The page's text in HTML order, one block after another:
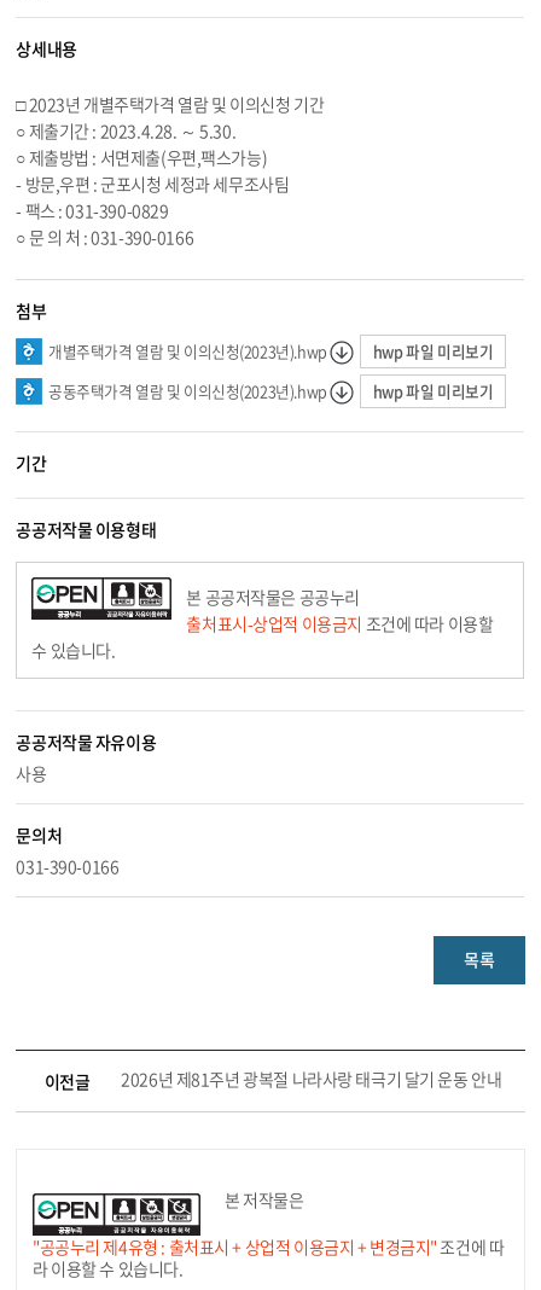
상세내용
□ 2023년 개별주택가격 열람 및 이의신청 기간
○ 제출기간 : 2023.4.28. ～5.30.
○ 제출방법 : 서면제출(우편,팩스가능)
- 방문,우편 : 군포시청 세정과 세무조사팀
- 팩스 : 031-390-0829
○ 문 의 처 : 031-390-0166
첨부
개별주택가격 열람 및 이의신청(2023년).hwp
hwp 파일 미리보기
공동주택가격 열람 및 이의신청(2023년).hwp
hwp 파일 미리보기
기간
공공저작물 이용형태
본 공공저작물은 공공누리
출처표시-상업적 이용금지 조건에 따라 이용할
수 있습니다.
공공저작물 자유이용
사용
문의처
031-390-0166
목록
이전글 2026년 제81주년 광복절 나라사랑 태극기 달기 운동 안내
본 저작물은
"공공누리 제4유형 : 출처표시 + 상업적 이용금지 + 변경금지"조건에 따
라 이용할 수 있습니다.